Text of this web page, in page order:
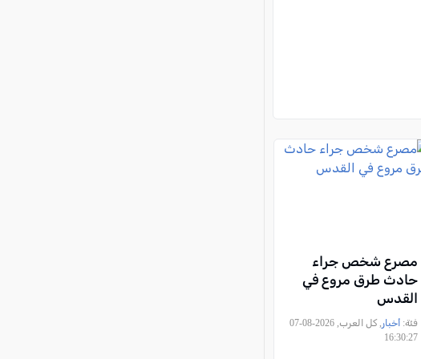
مصرع شخص جراء
حادث طرق مروع في
القدس
فئة:أخبار
, كل العرب, 2026-08-07
16:30:27